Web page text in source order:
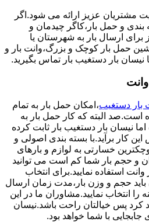
عزیز ارائه می شود.اگر
بندی و حمل بار،کاگر چیدمان و
ارسال بار به شهرستان یا
حمل بار کوچک و بزرگ،وانت بار و
نیسان بار دستغیب بار تماس بگیرید.
بار دستغیب،امکان حمل بار به تمام
است.صد البته که کار حمل بار به
نیسان بار دستغیب بار ثابت کرده
کار برآید.با بسته بندی اصولی و
خسارتی به لوازم و بارهای
و حجم بار شما کم است می توانید
استفاده نمایید.برای انتخاب
حجم و وزن بار،مدت زمان ارسال
را انتخاب نمایید.مشاوران ما در این
کرد پس خیالتان راحت باشد.نیسان
جابجایی با شما خواهد بود.